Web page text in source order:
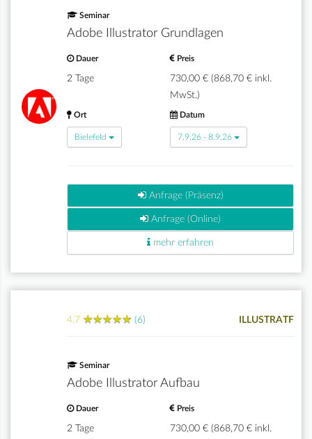
Seminar
Adobe Illustrator Grundlagen
Dauer
2 Tage
Preis
730,00 € (868,70 € inkl.
MwSt.)
Ort
Bielefeld
Datum
7.9.26 - 8.9.26
Anfrage (Präsenz)
Anfrage (Online)
mehr erfahren
4.7 ★★★★★
★★★★★ (6) ILLUSTRATF
Seminar
Adobe Illustrator Aufbau
Dauer
2 Tage
Preis
730,00 € (868,70 € inkl.